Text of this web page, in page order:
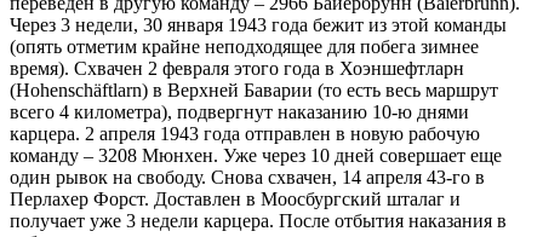
Через 3 недели, 30 января 1943 года бежит из этой команды
(опять отметим крайне неподходящее для побега зимнее
время). Схвачен 2 февраля этого года в Хоэншефтларн
(Hohenschäftlarn) в Верхней Баварии (то есть весь маршрут
всего 4 километра), подвергнут наказанию 10-ю днями
карцера. 2 апреля 1943 года отправлен в новую рабочую
команду – 3208 Мюнхен. Уже через 10 дней совершает еще
один рывок на свободу. Снова схвачен, 14 апреля 43-го в
Перлахер Форст. Доставлен в Моосбургский шталаг и
получает уже 3 недели карцера. После отбытия наказания в